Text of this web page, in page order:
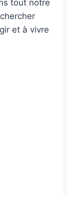
tout notre
et à vivre